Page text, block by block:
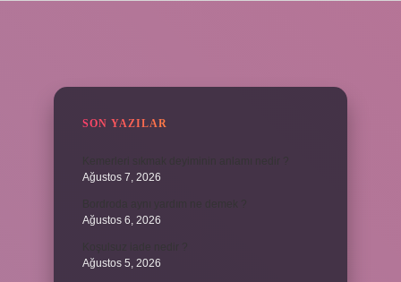
SON YAZILAR
Ağustos 7, 2026
Ağustos 6, 2026
Ağustos 5, 2026